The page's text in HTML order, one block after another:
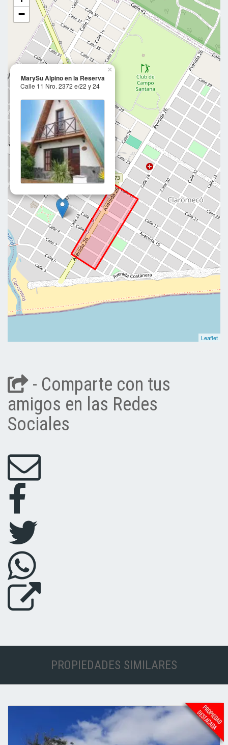
MarySu Alpino en la Reserva
Calle 11 Nro. 2372 e/22 y 24
×
−
Leaflet
- Comparte con tus
amigos en las Redes
Sociales
PROPIEDADES SIMILARES